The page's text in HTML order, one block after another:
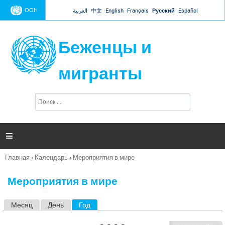
Jump to navigation
ООН العربية 中文 English Français Русский Español
Беженцы и
мигранты
п
и

Вы
Главная › Календарь › Мероприятия в мире
Мероприятия в мире
Месяц День Год